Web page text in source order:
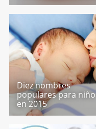
Diez nombres
populares para niño
en 2015